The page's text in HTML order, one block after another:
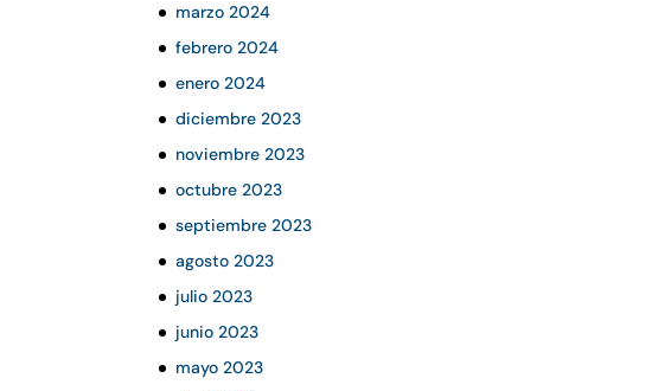
marzo 2024
febrero 2024
enero 2024
diciembre 2023
noviembre 2023
octubre 2023
septiembre 2023
agosto 2023
julio 2023
junio 2023
mayo 2023